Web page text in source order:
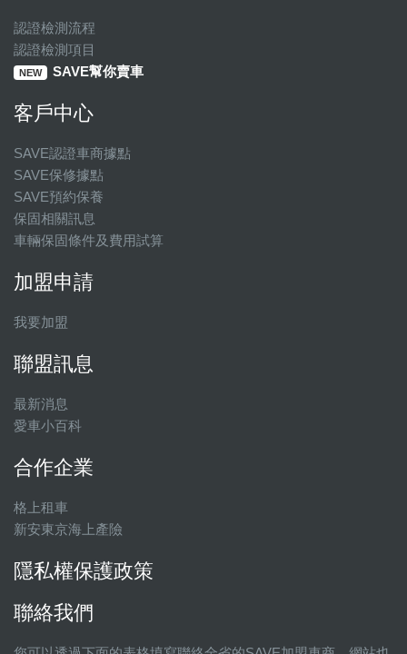
認證檢測流程
認證檢測項目
NEW SAVE幫你賣車
客戶中心
SAVE認證車商據點
SAVE保修據點
SAVE預約保養
保固相關訊息
車輛保固條件及費用試算
加盟申請
我要加盟
聯盟訊息
最新消息
愛車小百科
合作企業
格上租車
新安東京海上產險
隱私權保護政策
聯絡我們